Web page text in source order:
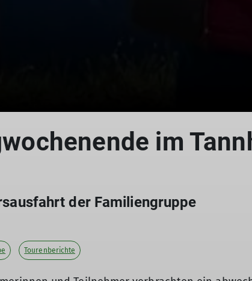
im
der Familiengruppe
Tourenberichte